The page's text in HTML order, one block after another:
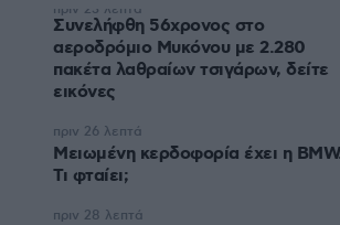
Συνελήφθη 56χρονος στο
αεροδρόμιο Μυκόνου με 2.280
πακέτα λαθραίων τσιγάρων, δείτε
εικόνες
πριν 23 λεπτά
Μειωμένη κερδοφορία έχει η
Τι φταίει;
πριν 26 λεπτά
πριν 28 λεπτά